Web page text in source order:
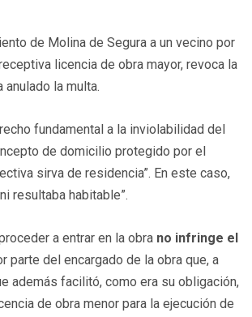
de Molina de Segura a un vecino por
licencia de obra mayor, revoca la
la multa.
fundamental a la inviolabilidad del
de domicilio protegido por el
sirva de residencia”. En este caso,
resultaba habitable”.
a entrar en la obra no infringe el
parte del encargado de la obra que, a
además facilitó, como era su obligación,
de obra menor para la ejecución de